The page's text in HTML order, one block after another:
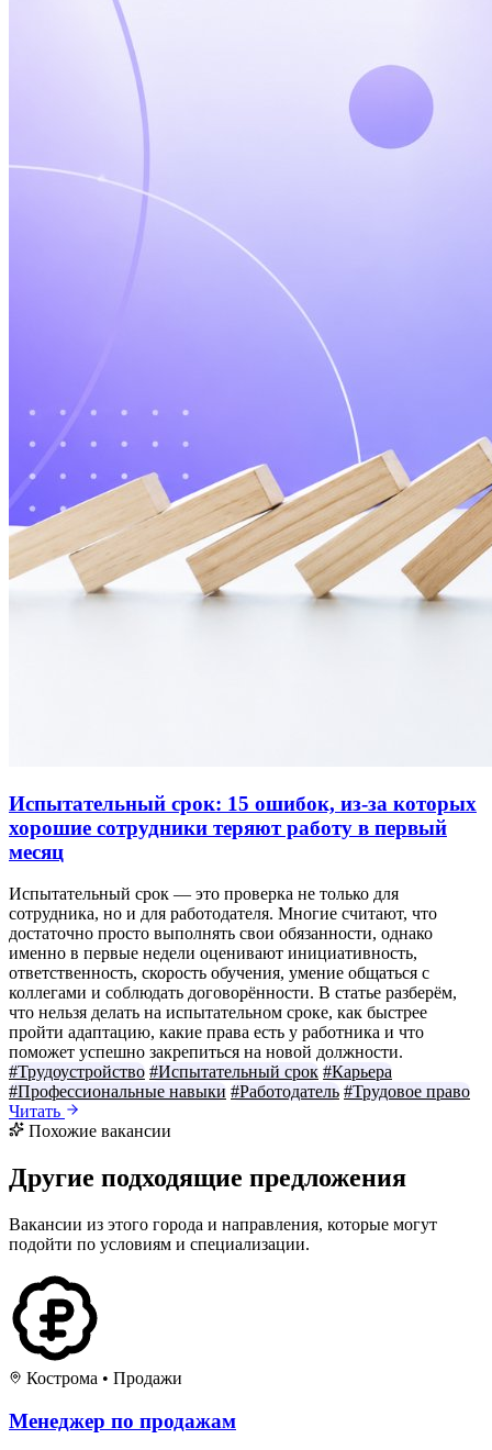
Испытательный срок: 15 ошибок, из-за которых
хорошие сотрудники теряют работу в первый
месяц
Испытательный срок — это проверка не только для
сотрудника, но и для работодателя. Многие считают, что
достаточно просто выполнять свои обязанности, однако
именно в первые недели оценивают инициативность,
ответственность, скорость обучения, умение общаться с
коллегами и соблюдать договорённости. В статье разберём,
что нельзя делать на испытательном сроке, как быстрее
пройти адаптацию, какие права есть у работника и что
поможет успешно закрепиться на новой должности.
#Трудоустройство #Испытательный срок #Карьера
#Профессиональные навыки #Работодатель #Трудовое право
Читать
Похожие вакансии
Другие подходящие предложения
Вакансии из этого города и направления, которые могут
подойти по условиям и специализации.
Кострома • Продажи
Менеджер по продажам